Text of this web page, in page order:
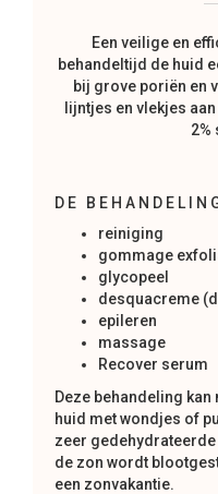
Een veilige en
behandeltijd de huid
bij grove poriën en
lijntjes en vlekjes
2%
DE
reiniging
gommage
glycopeel
desquacreme
epileren
massage
Recover serum
Deze behandeling
huid met wondjes of
zeer
de zon wordt
een zonvakantie.